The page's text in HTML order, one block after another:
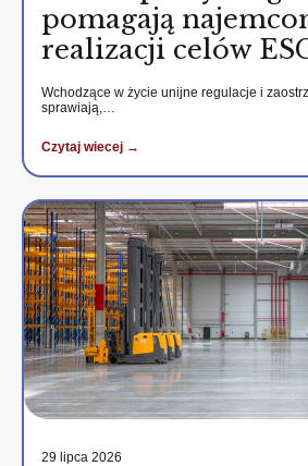
pomagają
realizacji celów
Wchodzące w życie unijne regulacje i
sprawiają,…
Czytaj wiecej →
29 lipca 2026